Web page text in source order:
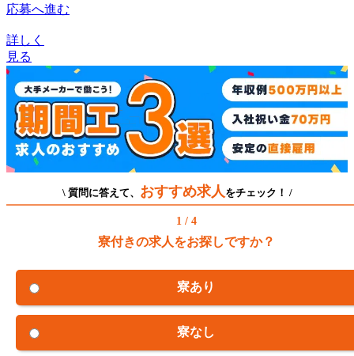
応募へ進む
詳しく
見る
\ 質問に答えて、 おすすめ求人 をチェック！ /
1 / 4
寮付きの求人をお探しですか？
寮あり
寮なし